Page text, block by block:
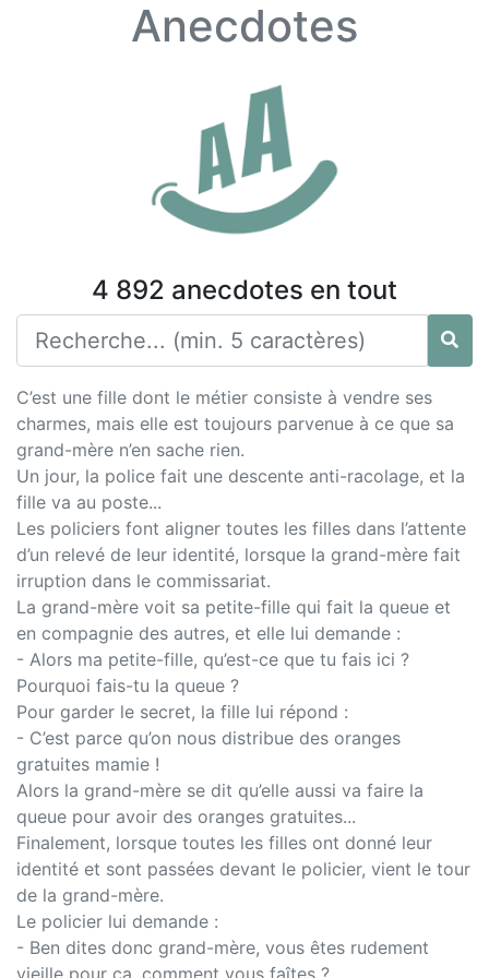
Anecdotes
4 892 anecdotes en tout
C’est une fille dont le métier consiste à vendre ses
charmes, mais elle est toujours parvenue à ce que sa
grand-mère n’en sache rien.
Un jour, la police fait une descente anti-racolage, et la
fille va au poste...
Les policiers font aligner toutes les filles dans l’attente
d’un relevé de leur identité, lorsque la grand-mère fait
irruption dans le commissariat.
La grand-mère voit sa petite-fille qui fait la queue et
en compagnie des autres, et elle lui demande :
- Alors ma petite-fille, qu’est-ce que tu fais ici ?
Pourquoi fais-tu la queue ?
Pour garder le secret, la fille lui répond :
- C’est parce qu’on nous distribue des oranges
gratuites mamie !
Alors la grand-mère se dit qu’elle aussi va faire la
queue pour avoir des oranges gratuites...
Finalement, lorsque toutes les filles ont donné leur
identité et sont passées devant le policier, vient le tour
de la grand-mère.
Le policier lui demande :
- Ben dites donc grand-mère, vous êtes rudement
vieille pour ça, comment vous faîtes ?